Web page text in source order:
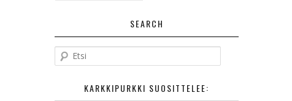
SEARCH
t
KARKKIPURKKI SUOSITTELEE: